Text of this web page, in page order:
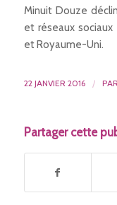
Minuit Douze
et réseaux sociaux
et Royaume-Uni.
22 JANVIER 2016 / PAR
Partager cette